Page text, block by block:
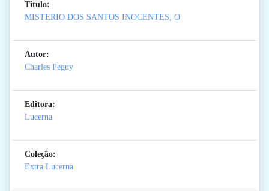
Titulo:
MISTERIO DOS SANTOS INOCENTES, O
Autor:
Charles Peguy
Editora:
Lucerna
Coleção:
Extra Lucerna